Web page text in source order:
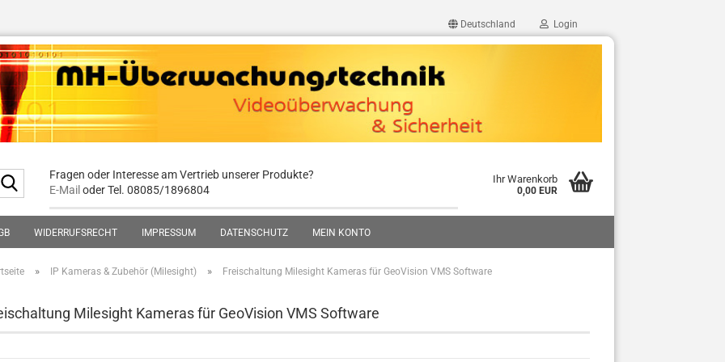
Deutschland Login
Suche...Fragen oder Interesse am Vertrieb unserer Produkte?
E-Mail oder Tel. 08085/1896804
Ihr Warenkorb
0,00 EUR
WIDERRUFSRECHT IMPRESSUM DATENSCHUTZ MEIN KONTO
» IP Kameras & Zubehör (Milesight) » Freischaltung Milesight Kameras für GeoVision VMS Software
Milesight Kameras für GeoVision VMS Software